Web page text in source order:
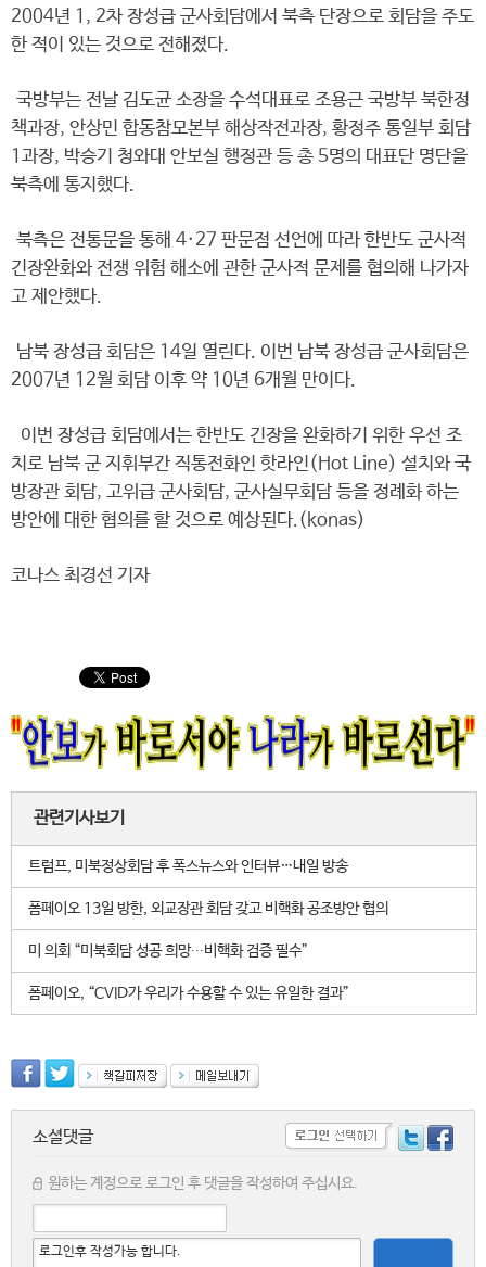
2004년 1, 2차 장성급 군사회담에서 북측 단장으로 회담을 주도
한 적이 있는 것으로 전해졌다.
국방부는 전날 김도균 소장을 수석대표로 조용근 국방부 북한정
책과장, 안상민 합동참모본부 해상작전과장, 황정주 통일부 회담
1과장, 박승기 청와대 안보실 행정관 등 총 5명의 대표단 명단을
북측에 통지했다.
북측은 전통문을 통해 4·27 판문점 선언에 따라 한반도 군사적
긴장완화와 전쟁 위험 해소에 관한 군사적 문제를 협의해 나가자
고 제안했다.
남북 장성급 회담은 14일 열린다. 이번 남북 장성급 군사회담은
2007년 12월 회담 이후 약 10년 6개월 만이다.
이번 장성급 회담에서는 한반도 긴장을 완화하기 위한 우선 조
치로 남북 군 지휘부간 직통전화인 핫라인(Hot Line) 설치와 국
방장관 회담, 고위급 군사회담, 군사실무회담 등을 정례화 하는
방안에 대한 협의를 할 것으로 예상된다.(konas)
코나스 최경선 기자
관련기사보기
트럼프, 미북정상회담 후 폭스뉴스와 인터뷰…내일 방송
폼페이오 13일 방한, 외교장관 회담 갖고 비핵화 공조방안 협의
미 의회 “미북회담 성공 희망∙∙∙비핵화 검증 필수”
폼페이오, “CVID가 우리가 수용할 수 있는 유일한 결과”
소셜댓글
원하는 계정으로 로그인 후 댓글을 작성하여 주십시요.